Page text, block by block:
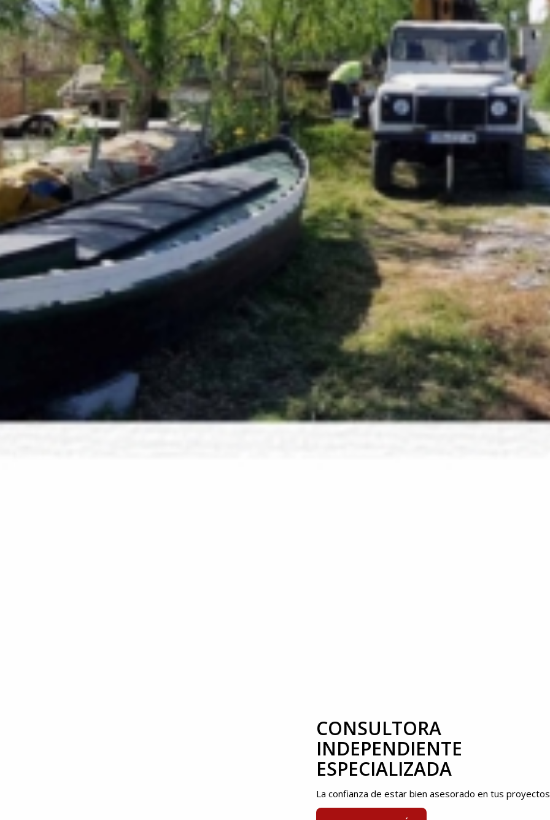
CONSULTORA
INDEPENDIENTE
ESPECIALIZADA
La confianza de estar bien asesorado en tus